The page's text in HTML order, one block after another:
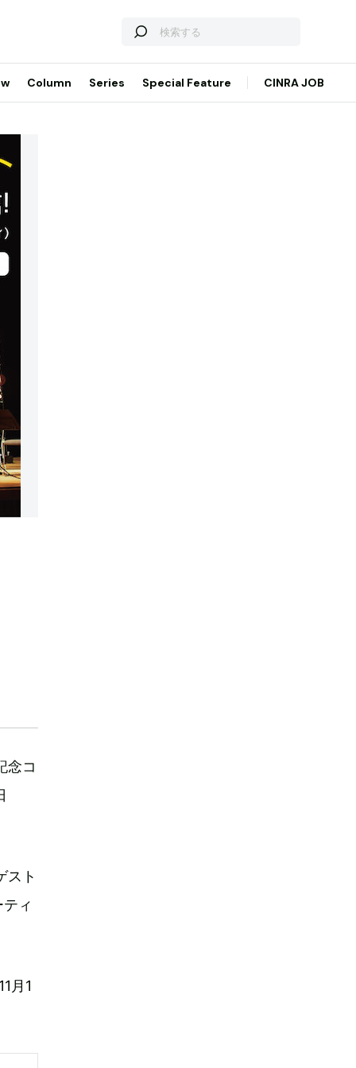
Column Series Special Feature CINRA JOB
念コ
スト
ィ
月1